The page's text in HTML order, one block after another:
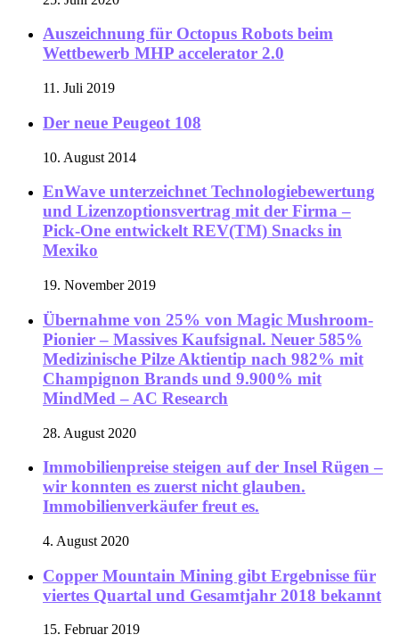
Auszeichnung für Octopus Robots beim
Wettbewerb MHP accelerator 2.0
11. Juli 2019
Der neue Peugeot 108
10. August 2014
EnWave unterzeichnet Technologiebewertung
und Lizenzoptionsvertrag mit der Firma –
Pick-One entwickelt REV(TM) Snacks in
Mexiko
19. November 2019
Übernahme von 25% von Magic Mushroom-
Pionier – Massives Kaufsignal. Neuer 585%
Medizinische Pilze Aktientip nach 982% mit
Champignon Brands und 9.900% mit
MindMed – AC Research
28. August 2020
Immobilienpreise steigen auf der Insel Rügen –
wir konnten es zuerst nicht glauben.
Immobilienverkäufer freut es.
4. August 2020
Copper Mountain Mining gibt Ergebnisse für
viertes Quartal und Gesamtjahr 2018 bekannt
15. Februar 2019